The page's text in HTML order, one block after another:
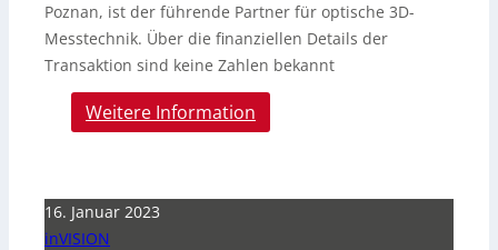
Poznan, ist der führende Partner für optische 3D-
Messtechnik. Über die finanziellen Details der
Transaktion sind keine Zahlen bekannt
Weitere Information
16. Januar 2023
inVISION